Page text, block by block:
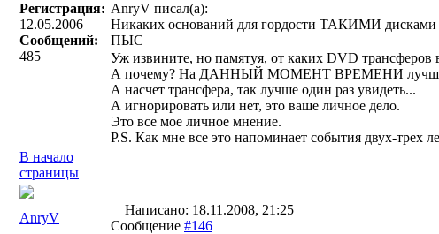
Регистрация:
12.05.2006
Сообщений:
485
AnryV писал(a):
Никаких оснований для гордости ТАКИМИ дисками
ПЫС
Уж извините, но памятуя, от каких DVD трансферов
А почему? На ДАННЫЙ МОМЕНТ ВРЕМЕНИ лучше
А насчет трансфера, так лучше один раз увидеть...
А игнорировать или нет, это ваше личное дело.
Это все мое личное мнение.
P.S. Как мне все это напоминает события двух-трех
В начало
страницы
AnryV
Написано: 18.11.2008, 21:25
Сообщение #146